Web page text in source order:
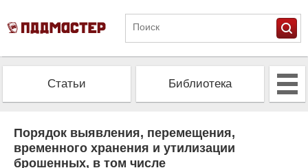
Статьи Библиотека
Порядок выявления, перемещения,
временного хранения и утилизации
брошенных, в том числе